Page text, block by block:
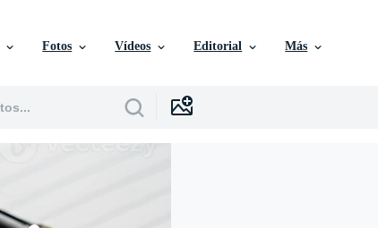
Fotos Vídeos Editorial Más